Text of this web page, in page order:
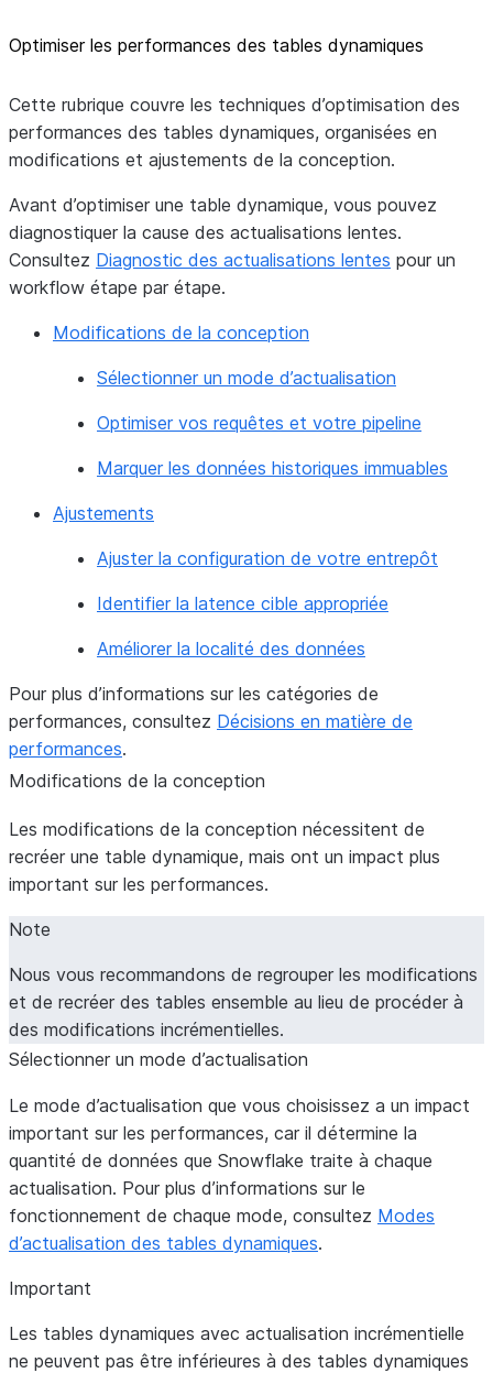
Optimiser les performances des tables dynamiques
Cette rubrique couvre les techniques d’optimisation des
performances des tables dynamiques, organisées en
modifications et ajustements de la conception.
Avant d’optimiser une table dynamique, vous pouvez
diagnostiquer la cause des actualisations lentes.
Consultez Diagnostic des actualisations lentes pour un
workflow étape par étape.
Modifications de la conception
Sélectionner un mode d’actualisation
Optimiser vos requêtes et votre pipeline
Marquer les données historiques immuables
Ajustements
Ajuster la configuration de votre entrepôt
Identifier la latence cible appropriée
Améliorer la localité des données
Pour plus d’informations sur les catégories de
performances, consultez Décisions en matière de
performances.
Modifications de la conception
Les modifications de la conception nécessitent de
recréer une table dynamique, mais ont un impact plus
important sur les performances.
Note
Nous vous recommandons de regrouper les modifications
et de recréer des tables ensemble au lieu de procéder à
des modifications incrémentielles.
Sélectionner un mode d’actualisation
Le mode d’actualisation que vous choisissez a un impact
important sur les performances, car il détermine la
quantité de données que Snowflake traite à chaque
actualisation. Pour plus d’informations sur le
fonctionnement de chaque mode, consultez Modes
d’actualisation des tables dynamiques.
Important
Les tables dynamiques avec actualisation incrémentielle
ne peuvent pas être inférieures à des tables dynamiques